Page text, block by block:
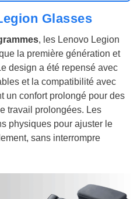
Glasses
, les Lenovo Legion
la première génération et
design a été repensé avec
et la compatibilité avec
un confort prolongé pour des
travail prolongées. Les
physiques pour ajuster le
sans interrompre